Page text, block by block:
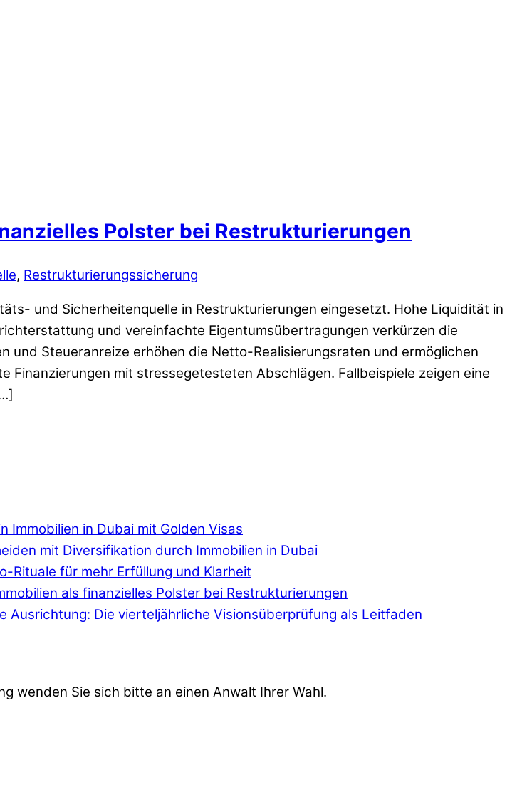
Polster bei Restrukturierungen
, Restrukturierungssicherung
und Sicherheitenquelle in Restrukturierungen eingesetzt. Hohe Liquidität in
und vereinfachte Eigentumsübertragungen verkürzen die
Steueranreize erhöhen die Netto-Realisierungsraten und ermöglichen
mit stressegetesteten Abschlägen. Fallbeispiele zeigen eine
Immobilien in Dubai mit Golden Visas
mit Diversifikation durch Immobilien in Dubai
Rituale für mehr Erfüllung und Klarheit
als finanzielles Polster bei Restrukturierungen
Ausrichtung: Die vierteljährliche Visionsüberprüfung als Leitfaden
wenden Sie sich bitte an einen Anwalt Ihrer Wahl.